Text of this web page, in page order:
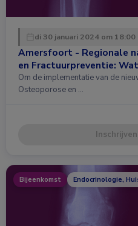
di 30 januari 2024 om 18:00
Amersfoort - Regionale
en Fractuurpreventie:
Om de implementatie van de
Osteoporose en …
Bijeenkomst Endocrinologie,